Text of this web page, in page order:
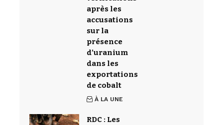
après les
accusations
sur la
présence
d’uranium
dans les
exportations
de cobalt
À LA UNE
RDC : Les